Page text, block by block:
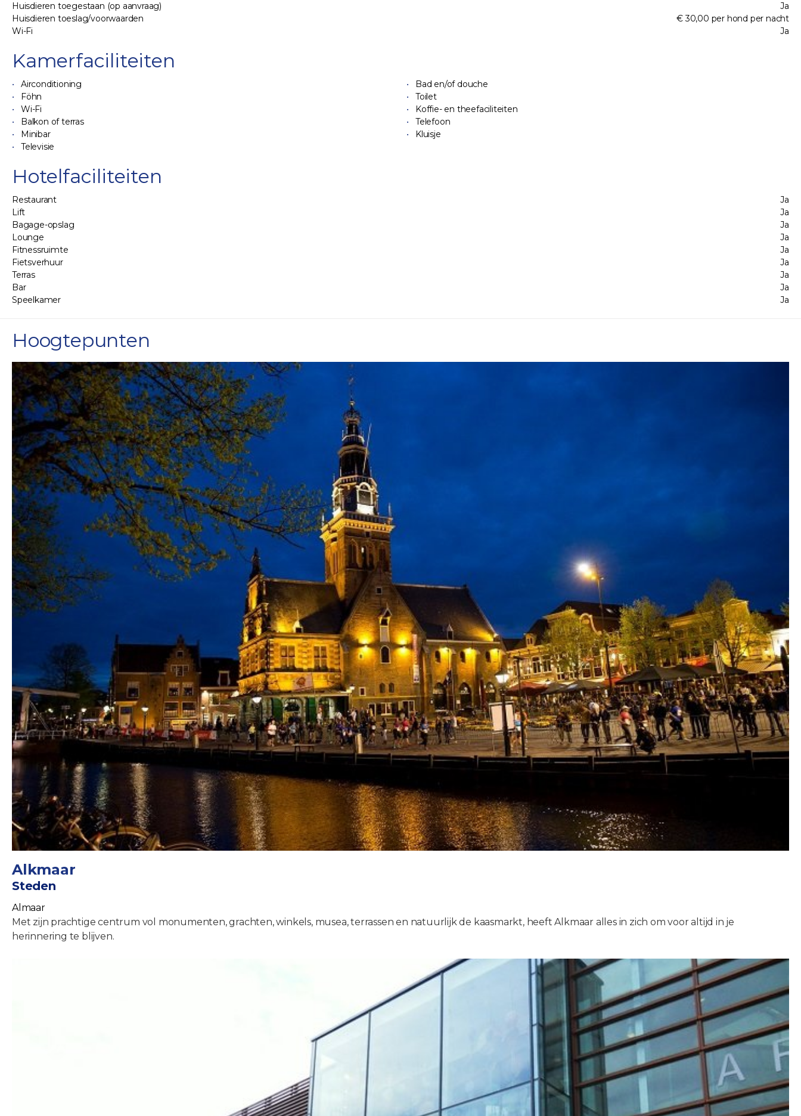
Huisdieren toegestaan (op aanvraag)
Ja
Huisdieren toeslag/voorwaarden
€ 30,00 per hond per nacht
Wi-Fi
Ja
Kamerfaciliteiten
Airconditioning
Bad en/of douche
Föhn
Toilet
Wi-Fi
Koffie- en theefaciliteiten
Balkon of terras
Telefoon
Minibar
Kluisje
Televisie
Hotelfaciliteiten
Restaurant
Ja
Lift
Ja
Bagage-opslag
Ja
Lounge
Ja
Fitnessruimte
Ja
Fietsverhuur
Ja
Terras
Ja
Bar
Ja
Speelkamer
Ja
Hoogtepunten
Alkmaar
Steden
Almaar
Met zijn prachtige centrum vol monumenten, grachten, winkels, musea, terrassen en natuurlijk de kaasmarkt, heeft Alkmaar alles in zich om voor altijd in je
herinnering te blijven.